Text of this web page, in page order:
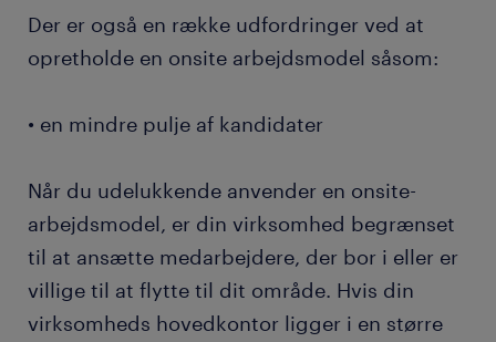
Der er også en række udfordringer ved at
opretholde en onsite arbejdsmodel såsom:
• en mindre pulje af kandidater
Når du udelukkende anvender en onsite-
arbejdsmodel, er din virksomhed begrænset
til at ansætte medarbejdere, der bor i eller er
villige til at flytte til dit område. Hvis din
virksomheds hovedkontor ligger i en større